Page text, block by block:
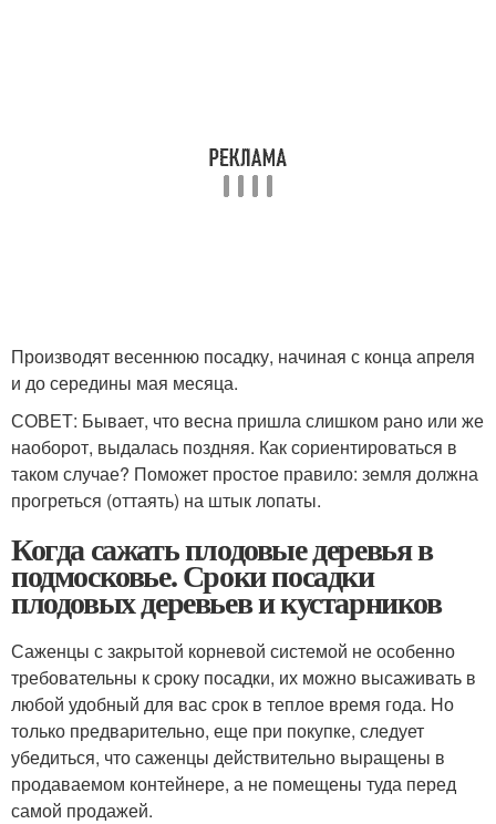
Производят весеннюю посадку, начиная с конца апреля
и до середины мая месяца.
СОВЕТ: Бывает, что весна пришла слишком рано или же
наоборот, выдалась поздняя. Как сориентироваться в
таком случае? Поможет простое правило: земля должна
прогреться (оттаять) на штык лопаты.
Когда сажать плодовые деревья в
подмосковье. Сроки посадки
плодовых деревьев и кустарников
Саженцы с закрытой корневой системой не особенно
требовательны к сроку посадки, их можно высаживать в
любой удобный для вас срок в теплое время года. Но
только предварительно, еще при покупке, следует
убедиться, что саженцы действительно выращены в
продаваемом контейнере, а не помещены туда перед
самой продажей.